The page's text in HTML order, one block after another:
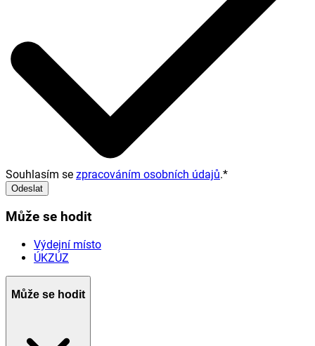
Souhlasím se zpracováním osobních údajů.*
Odeslat
Může se hodit
Výdejní místo
ÚKZÚZ
Může se hodit